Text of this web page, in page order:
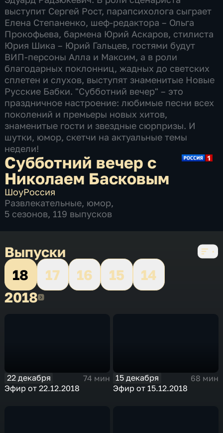
выступит Сергей Рост, парапсихолога сыграет
Елена Степаненко, шеф-редактора – Ольга
Прокофьева, бармена Юрий Аскаров, стилиста
Юрия Шика – Юрий Гальцев, гостями будут
ВИП-персоны Алла и Максим, а в роли
благодарных поклонниц, жадных до светских
сплетен и слухов, выступят знаменитые Новые
Русские Бабки. "Субботний вечер" – это
праздничное настроение: любимые песни всех
поколений и премьеры новых хитов,
знаменитые гости и звездные сюрпризы. И
шутки, юмор, скетчи на актуальные темы
недели!
Субботний вечер с
Николаем Басковым
ШоуРоссия
Развлекательные, юмор,
5 сезонов, 119 выпусков
Выпуски
18
17 16 15
14
20182018
22 декабря
74 мин
Эфир от 22.12.2018
15 декабря
68 мин
Эфир от 15.12.2018